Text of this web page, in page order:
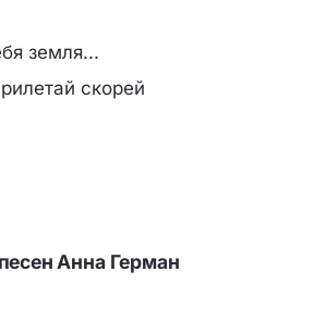
земля...
скорей
Анна Герман